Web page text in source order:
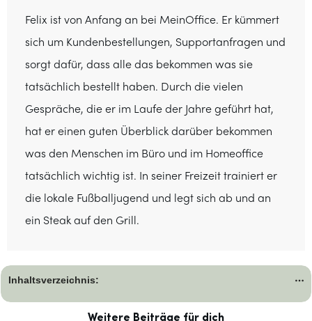
Felix ist von Anfang an bei MeinOffice. Er kümmert
sich um Kundenbestellungen, Supportanfragen und
sorgt dafür, dass alle das bekommen was sie
tatsächlich bestellt haben. Durch die vielen
Gespräche, die er im Laufe der Jahre geführt hat,
hat er einen guten Überblick darüber bekommen
was den Menschen im Büro und im Homeoffice
tatsächlich wichtig ist. In seiner Freizeit trainiert er
die lokale Fußballjugend und legt sich ab und an
ein Steak auf den Grill.
Inhaltsverzeichnis:
Weitere Beiträge für dich